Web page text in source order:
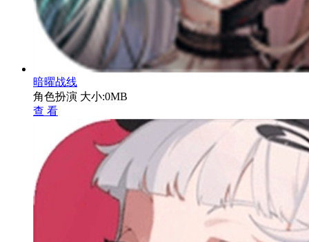
暗曜战线
角色扮演 大小:0MB
查 看